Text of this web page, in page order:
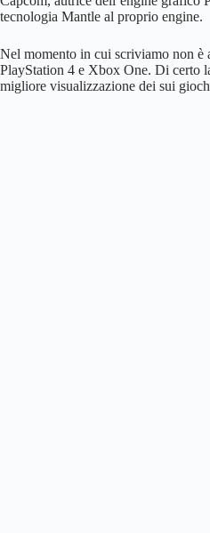
tecnologia Mantle al proprio engine.
Nel momento in cui scriviamo non è
PlayStation 4 e Xbox One. Di certo
migliore visualizzazione dei sui